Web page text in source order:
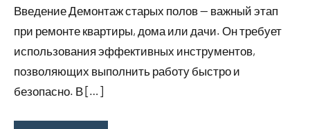
Введение Демонтаж старых полов — важный этап
при ремонте квартиры, дома или дачи. Он требует
использования эффективных инструментов,
позволяющих выполнить работу быстро и
безопасно. В […]